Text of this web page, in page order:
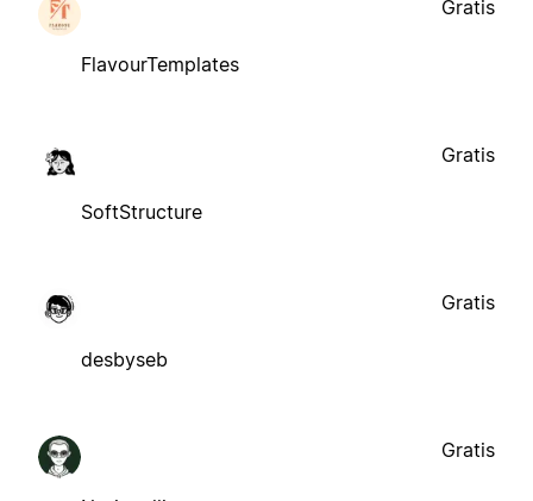
FlavourTemplates
Gratis
SoftStructure
Gratis
desbyseb
Gratis
Gratis